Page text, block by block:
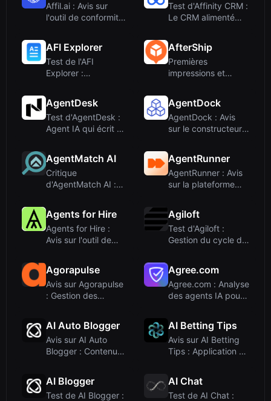
Affil.ai : Avis sur
l'outil de conformité
Test d'Affinity CRM :
Le CRM alimenté
AFI Explorer
Test de l'AFI
Explorer :
AfterShip
Premières
impressions et
AgentDesk
Test d'AgentDesk :
Agent IA qui écrit du
AgentDock
AgentDock : Avis
sur le constructeur
AgentMatch AI
Critique
d'AgentMatch AI :
AgentRunner
AgentRunner : Avis
sur la plateforme
Agents for Hire
Agents for Hire :
Avis sur l'outil de
Agiloft
Test d'Agiloft :
Gestion du cycle de
Agorapulse
Avis sur Agorapulse
: Gestion des
Agree.com
Agree.com : Analyse
des agents IA pour
AI Auto Blogger
Avis sur AI Auto
Blogger : Contenu
AI Betting Tips
Avis sur AI Betting
Tips : Application de
AI Blogger
Test de AI Blogger :
AI Chat
Test de AI Chat :